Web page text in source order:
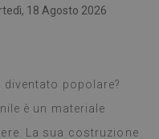
18 Agosto 2026
diventato popolare?
è un materiale
La sua costruzione